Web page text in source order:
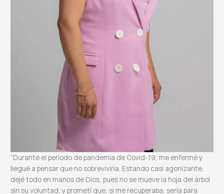
“Durante el periodo de pandemia de Covid-19, me enfermé y
llegué a pensar que no sobreviviría. Estando casi agonizante,
dejé todo en manos de Dios, pues no se mueve la hoja del árbol
sin su voluntad, y prometí que, si me recuperaba, sería para